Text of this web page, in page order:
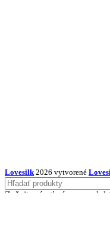
Lovesilk 2026 vytvorené
Začnite písať názov